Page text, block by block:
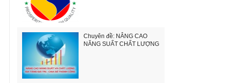
Chuyên đề: NÂNG CAO
NĂNG SUẤT CHẤT LƯỢNG